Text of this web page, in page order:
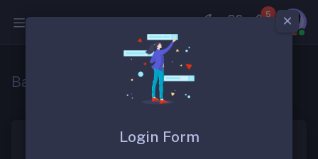
5
Bando Concorso SSM 2021
Login Form